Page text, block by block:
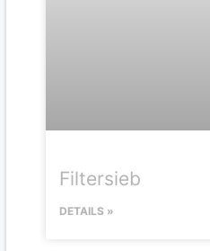
Filtersieb
DETAILS »